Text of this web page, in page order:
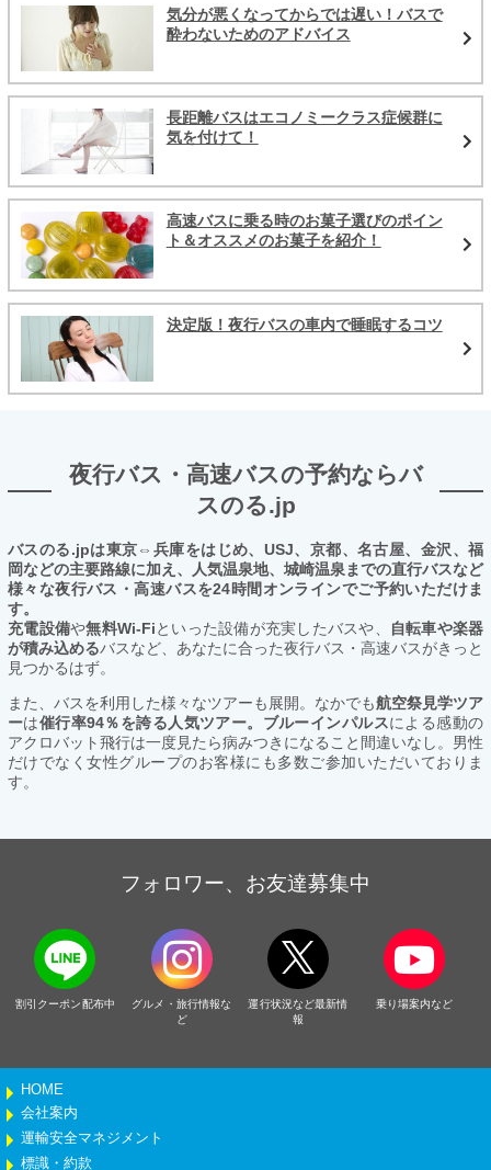
気分が悪くなってからでは遅い！バスで
酔わないためのアドバイス
長距離バスはエコノミークラス症候群に
気を付けて！
高速バスに乗る時のお菓子選びのポイン
ト＆オススメのお菓子を紹介！
決定版！夜行バスの車内で睡眠するコツ
夜行バス・高速バスの予約ならバ
スのる.jp
バスのる.jpは東京⇔兵庫をはじめ、USJ、京都、名古屋、金沢、福
岡などの主要路線に加え、人気温泉地、城崎温泉までの直行バスなど
様々な夜行バス・高速バスを24時間オンラインでご予約いただけま
す。
充電設備や無料Wi-Fiといった設備が充実したバスや、
自転車や楽器
が積み込めるバスなど、あなたに合った夜行バス・高速バスがきっと
見つかるはず。
また、バスを利用した様々なツアーも展開。なかでも航空祭見学ツア
ーは催行率94％を誇る人気ツアー。ブルーインパルスによる感動の
アクロバット飛行は一度見たら病みつきになること間違いなし。男性
だけでなく女性グループのお客様にも多数ご参加いただいておりま
す。
フォロワー、お友達募集中
割引クーポン配布中
グルメ・旅行情報な
ど
運行状況など最新情
報
乗り場案内など
HOME
会社案内
運輸安全マネジメント
標識・約款